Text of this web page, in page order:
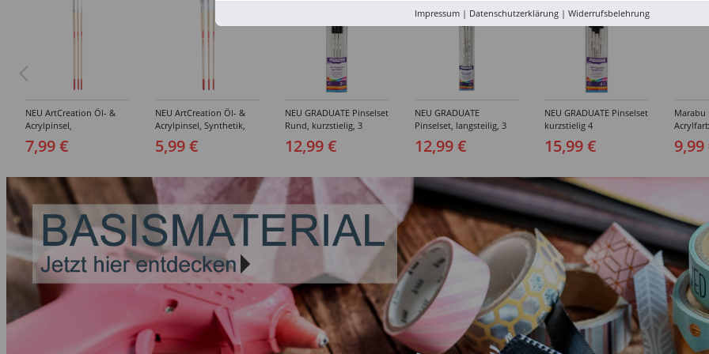
NEU ArtCreation Öl- &
Acrylpinsel,
3er Set, No. 2, 6, 10
7,99 €
NEU ArtCreation Öl- &
Acrylpinsel, Synthetik,
Flachpinsel, 4, 8, 16
5,99 €
NEU GRADUATE Pinselset
Rund, kurzstielig, 3
12,99 €
NEU GRADUATE
Pinselset, langsteilig, 3
12,99 €
NEU GRADUATE Pinselset
kurzstielig 4
15,99 €
Marabu
9,99
Impressum| Datenschutzerklärung| Widerrufsbelehrung